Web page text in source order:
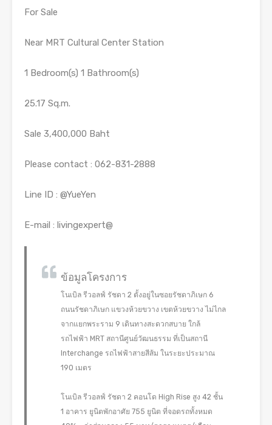
For Sale
Near MRT Cultural Center Station
1 Bedroom(s) 1 Bathroom(s)
25.17 Sq.m.
Sale 3,400,000 Baht
Please contact : 062-831-2888
Line ID : @YueYen
E-mail : livingexpert@
ข้อมูลโครงการ
โนเบิล รีวอลฟ์ รัชดา 2 ตั้งอยู่ในซอยรัชดาภิเษก 6
ถนนรัชดาภิเษก แขวงห้วยขวาง เขตห้วยขวาง ไม่ไกล
จากแยกพระราม 9 เดินทางสะดวกสบาย ใกล้
รถไฟฟ้า MRT สถานีศูนย์วัฒนธรรม ที่เป็นสถานี
Interchange รถไฟฟ้าสายสีส้ม ในระยะประมาณ
190 เมตร
โนเบิล รีวอลฟ์ รัชดา 2 คอนโด High Rise สูง 42 ชั้น
1 อาคาร ยูนิตพักอาศัย 755 ยูนิต ที่จอดรถทั้งหมด